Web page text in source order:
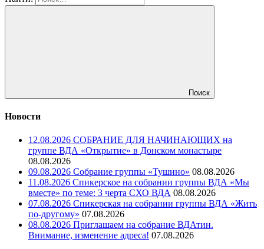
Поиск
Новости
12.08.2026 СОБРАНИЕ ДЛЯ НАЧИНАЮЩИХ на
группе ВДА «Открытие» в Донском монастыре
08.08.2026
09.08.2026 Собрание группы «Тушино» 08.08.2026
11.08.2026 Спикерское на собрании группы ВДА «Мы
вместе» по теме: 3 черта СХО ВДА 08.08.2026
07.08.2026 Спикерская на собрании группы ВДА «Жить
по-другому» 07.08.2026
08.08.2026 Приглашаем на собрание ВДАтин.
Внимание, изменение адреса! 07.08.2026